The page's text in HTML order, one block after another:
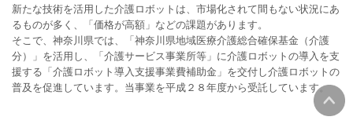
新たな技術を活用した介護ロボットは、市場化されて間もない状況にあ
るものが多く、「価格が高額」などの課題があります。
そこで、神奈川県では、「神奈川県地域医療介護総合確保基金（介護
分）」を活用し、「介護サービス事業所等」に介護ロボットの導入を支
援する「介護ロボット導入支援事業費補助金」を交付し介護ロボットの
普及を促進しています。当事業を平成２８年度から受託しています。